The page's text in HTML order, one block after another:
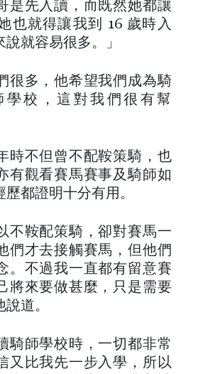
是先入讀，而既然她都讓
也就得讓我到 16 歲時入
就容易很多。」
很多，他希望我們成為騎
學校，這對我們很有幫
時不但曾不配鞍策騎，也
有觀看賽馬賽事及騎師如
都證明十分有用。
不鞍配策騎，卻對賽馬一
們才去接觸賽馬，但他們
。不過我一直都有留意賽
將來要做甚麼，只是需要
道。
騎師學校時，一切都非常
又比我先一步入學，所以